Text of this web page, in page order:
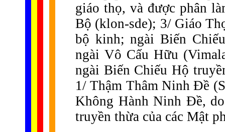
giáo thọ, và được phân
Bộ (klon-sde); 3/ Giáo
bộ kinh; ngài Biến
ngài Vô Cấu Hữu
ngài Biến Chiếu Hộ
1/ Thậm Thâm Ninh Đề
Không Hành Ninh Đề,
truyền thừa của các Mật